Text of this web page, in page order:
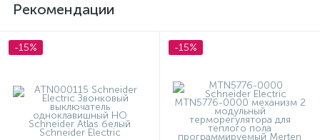
Рекомендации
-15% -15%